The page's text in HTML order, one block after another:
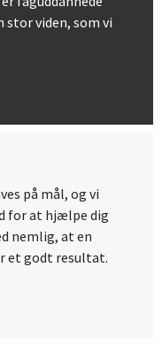
stor viden, som vi
på mål, og vi
for at hjælpe dig
nemlig, at en
et godt resultat.